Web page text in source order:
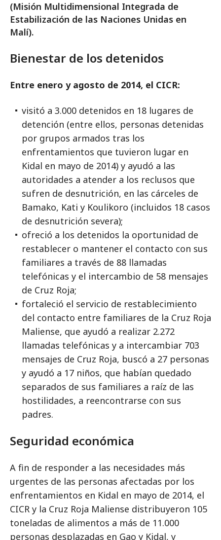
(Misión Multidimensional Integrada de
Estabilización de las Naciones Unidas en
Malí).
Bienestar de los detenidos
Entre enero y agosto de 2014, el CICR:
visitó a 3.000 detenidos en 18 lugares de
detención (entre ellos, personas detenidas
por grupos armados tras los
enfrentamientos que tuvieron lugar en
Kidal en mayo de 2014) y ayudó a las
autoridades a atender a los reclusos que
sufren de desnutrición, en las cárceles de
Bamako, Kati y Koulikoro (incluidos 18 casos
de desnutrición severa);
ofreció a los detenidos la oportunidad de
restablecer o mantener el contacto con sus
familiares a través de 88 llamadas
telefónicas y el intercambio de 58 mensajes
de Cruz Roja;
fortaleció el servicio de restablecimiento
del contacto entre familiares de la Cruz Roja
Maliense, que ayudó a realizar 2.272
llamadas telefónicas y a intercambiar 703
mensajes de Cruz Roja, buscó a 27 personas
y ayudó a 17 niños, que habían quedado
separados de sus familiares a raíz de las
hostilidades, a reencontrarse con sus
padres.
Seguridad económica
A fin de responder a las necesidades más
urgentes de las personas afectadas por los
enfrentamientos en Kidal en mayo de 2014, el
CICR y la Cruz Roja Maliense distribuyeron 105
toneladas de alimentos a más de 11.000
personas desplazadas en Gao y Kidal, y